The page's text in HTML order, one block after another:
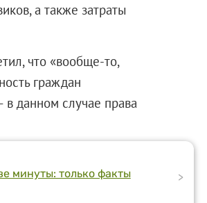
а также затраты
что «вообще-то,
граждан
данном случае права
минуты: только факты
>